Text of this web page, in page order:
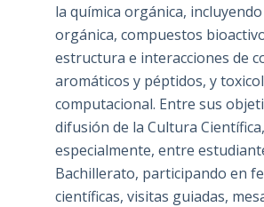
la química orgánica,
orgánica, compuestos
estructura e interacciones de
aromáticos y péptidos, y
computacional. Entre sus
difusión de la Cultura Científica,
especialmente, entre
Bachillerato, participando en
científicas, visitas guiadas,